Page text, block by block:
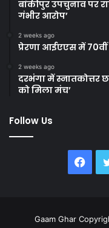
बांकीपुर उपचुनाव पर
गंभीर आरोप’
2 weeks ago
प्रेरणा आईएएस में
2 weeks ago
दरभंगा में स्नातकोत्तर
को मिला मंच’
Follow Us
Gaam Ghar